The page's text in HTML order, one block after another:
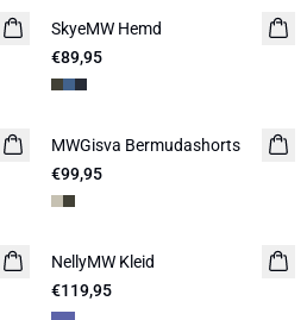
SkyeMW Hemd
€89,95
MWGisva Bermudashorts
€99,95
NellyMW Kleid
€119,95